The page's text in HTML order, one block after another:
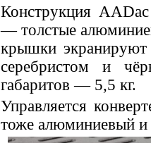
Конструкция
— толстые
крышки экранируют
серебристом и
габаритов — 5,5 кг.
Управляется
тоже алюминиевый и